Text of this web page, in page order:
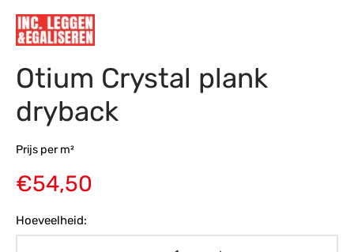
Otium Crystal plank
dryback
Prijs per m²
€54,50
Hoeveelheid:
Toonmodellen
toonmodel
PVC
PVC
en montageservice